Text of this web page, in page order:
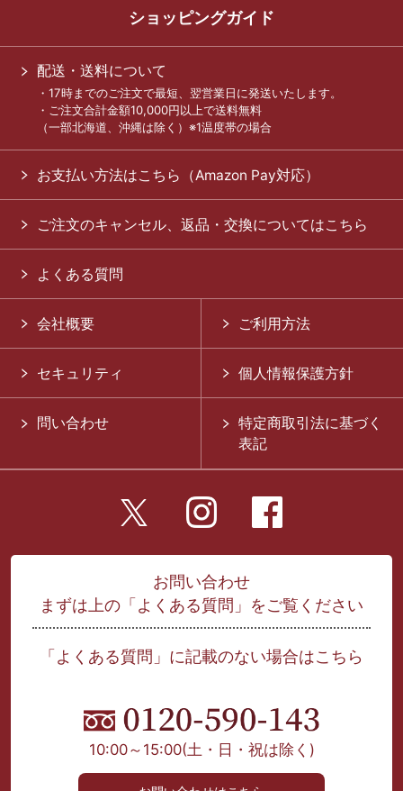
ショッピングガイド
配送・送料について
・17時までのご注文で最短、翌営業日に発送いたします。
・ご注文合計金額10,000円以上で送料無料
（一部北海道、沖縄は除く）※1温度帯の場合
お支払い方法はこちら（Amazon Pay対応）
ご注文のキャンセル、返品・交換についてはこちら
よくある質問
会社概要 ご利用方法
セキュリティ 個人情報保護方針
問い合わせ
特定商取引法に基づく
表記
お問い合わせ
まずは上の「よくある質問」をご覧ください
「よくある質問」に記載のない場合はこちら
10:00～15:00(土・日・祝は除く)